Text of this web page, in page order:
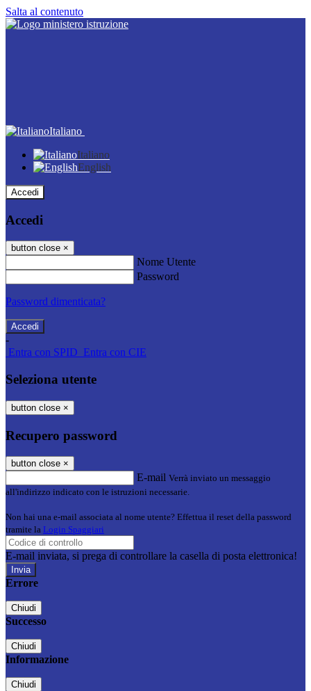
Salta al contenuto
Italiano
Italiano
English
Accedi
Accedi
button close ×
Nome Utente
Password
Password dimenticata?
-
Entra con SPID Entra con CIE
Seleziona utente
button close ×
Recupero password
button close ×
E-mail Verrà inviato un messaggio
all'indirizzo indicato con le istruzioni necessarie.
Non hai una e-mail associata al nome utente? Effettua il reset della password
tramite la Login Spaggiari
E-mail inviata, si prega di controllare la casella di posta elettronica!
Errore
Chiudi
Successo
Chiudi
Informazione
Chiudi